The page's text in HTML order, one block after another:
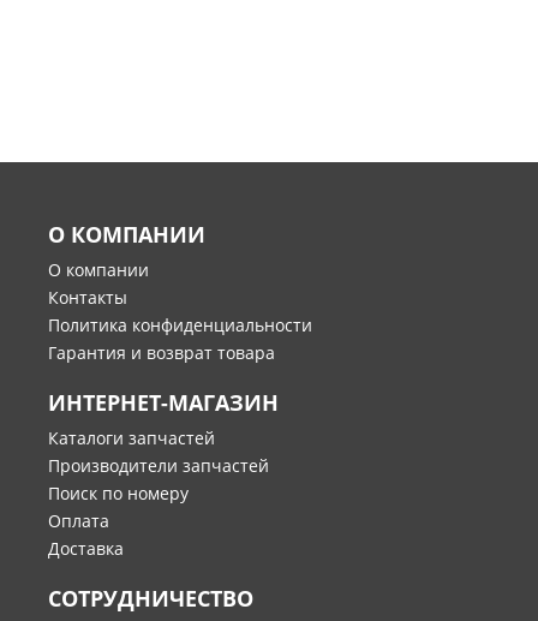
О КОМПАНИИ
О компании
Контакты
Политика конфиденциальности
Гарантия и возврат товара
ИНТЕРНЕТ-МАГАЗИН
Каталоги запчастей
Производители запчастей
Поиск по номеру
Оплата
Доставка
СОТРУДНИЧЕСТВО